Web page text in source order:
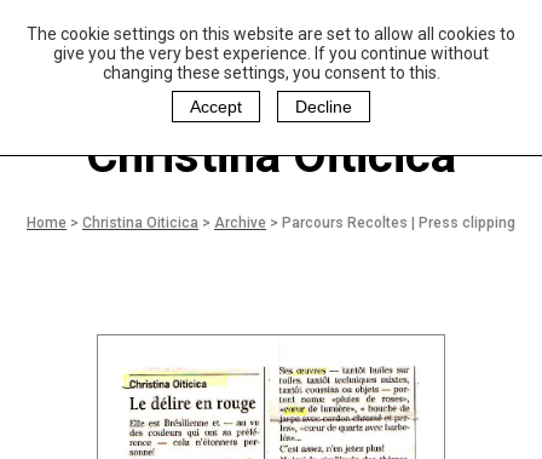
The cookie settings on this website are set to allow all cookies to
give you the very best experience. If you continue without
changing these settings, you consent to this.
Accept
Decline
aulo Coelho and
Christina Oiticica
oundation
Christina Oiticica
Home > Christina Oiticica > Archive > Parcours Recoltes | Press clipping